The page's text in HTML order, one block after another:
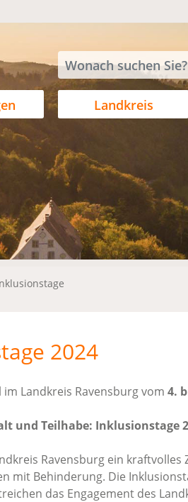
Landkreis
2024
Landkreis Ravensburg vom 4.
und Teilhabe: Inklusionstage
Ravensburg ein kraftvolles
mit Behinderung. Die
das Engagement des